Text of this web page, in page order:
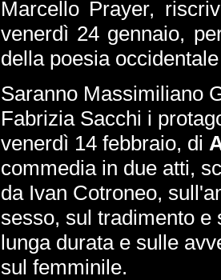
Marcello Prayer,
venerdì 24 gennaio,
della poesia
Saranno Massimiliano
Fabrizia Sacchi i
venerdì 14 febbraio, di
commedia in due atti,
da Ivan Cotroneo,
sesso, sul tradimento
lunga durata e sulle
sul femminile.